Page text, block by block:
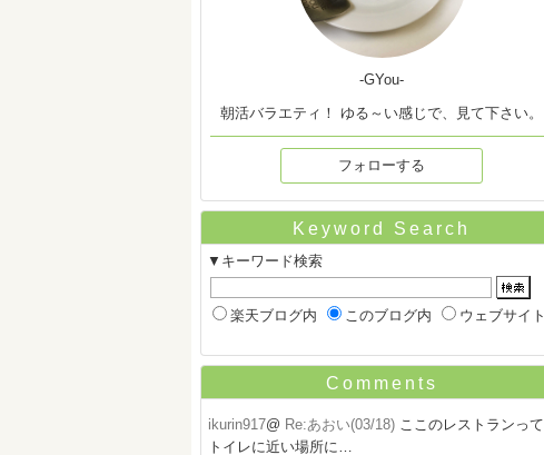
-GYou-
朝活バラエティ！ ゆる～い感じで、見て下さい。
フォローする
Keyword Search
▼キーワード検索
楽天ブログ内 このブログ内 ウェブサイト
Comments
ikurin917@ Re:あおい(03/18) ここのレストランって
トイレに近い場所に…